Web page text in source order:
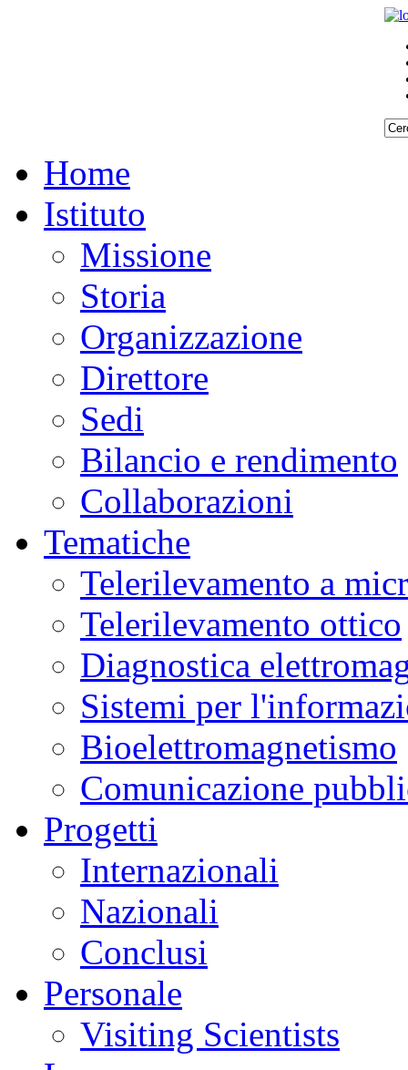
Home
Istituto
Missione
Storia
Organizzazione
Direttore
Sedi
Bilancio e rendimento
Collaborazioni
Tematiche
Telerilevamento a
Telerilevamento ottico
Diagnostica
Sistemi per
Bioelettromagnetismo
Comunicazione
Progetti
Internazionali
Nazionali
Conclusi
Personale
Visiting Scientists